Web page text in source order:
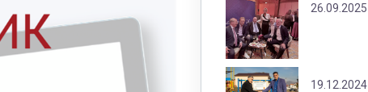
26.09.2025
19.12.2024